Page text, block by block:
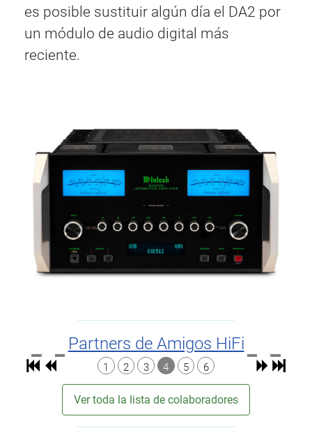
es posible sustituir algún día el DA2 por
un módulo de audio digital más
reciente.
Partners de Amigos HiFi
1 2 3 4 5 6
Ver toda la lista de colaboradores